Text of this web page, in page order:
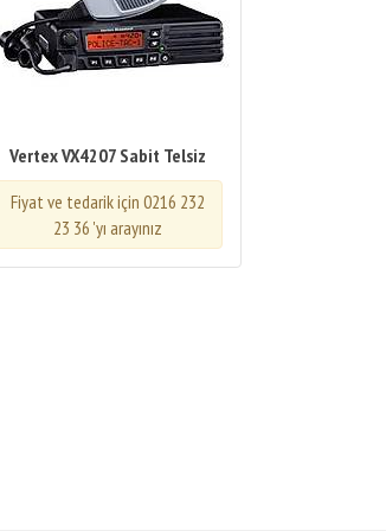
Vertex VX4207 Sabit Telsiz
Fiyat ve tedarik için 0216 232
23 36 'yı arayınız